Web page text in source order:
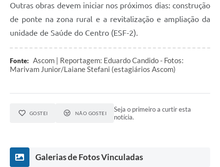
Outras obras devem iniciar nos próximos dias: construção
de ponte na zona rural e a revitalização e ampliação da
unidade de Saúde do Centro (ESF-2).
Fonte:
Ascom | Reportagem: Eduardo Candido - Fotos:
Marivam Junior/Laiane Stefani (estagiários Ascom)
GOSTEI NÃO GOSTEI
Seja o primeiro a curtir esta
notícia.
Galerias de Fotos Vinculadas